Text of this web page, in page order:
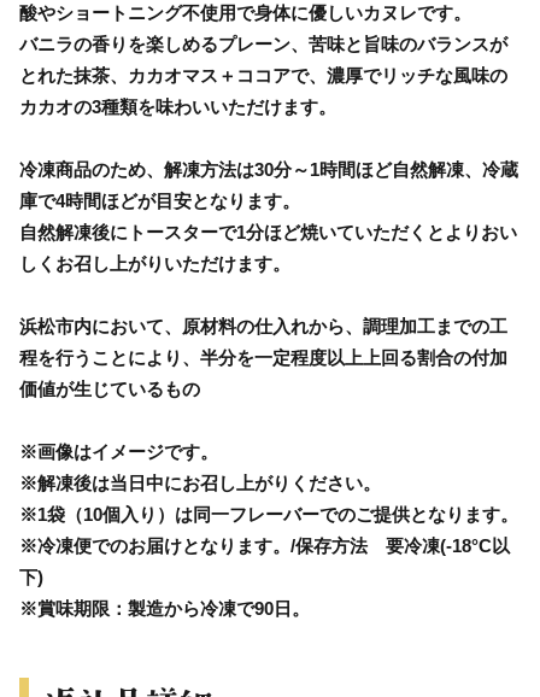
酸やショートニング不使用で身体に優しいカヌレです。
バニラの香りを楽しめるプレーン、苦味と旨味のバランスが
とれた抹茶、カカオマス＋ココアで、濃厚でリッチな風味の
カカオの3種類を味わいいただけます。
冷凍商品のため、解凍方法は30分～1時間ほど自然解凍、冷蔵
庫で4時間ほどが目安となります。
自然解凍後にトースターで1分ほど焼いていただくとよりおい
しくお召し上がりいただけます。
浜松市内において、原材料の仕入れから、調理加工までの工
程を行うことにより、半分を一定程度以上上回る割合の付加
価値が生じているもの
※画像はイメージです。
※解凍後は当日中にお召し上がりください。
※1袋（10個入り）は同一フレーバーでのご提供となります。
※冷凍便でのお届けとなります。/保存方法 要冷凍(-18°C以
下)
※賞味期限：製造から冷凍で90日。